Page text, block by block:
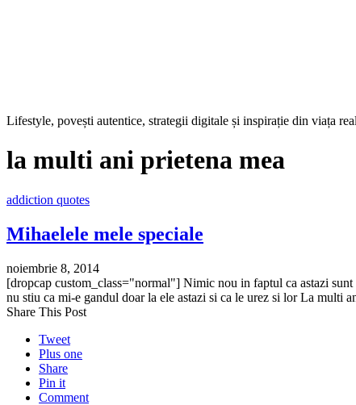
Lifestyle, povești autentice, strategii digitale și inspirație din viața
la multi ani prietena mea
addiction quotes
Mihaelele mele speciale
noiembrie 8, 2014
[dropcap custom_class="normal"] Nimic nou in faptul ca astazi
nu stiu ca mi-e gandul doar la ele astazi si ca le urez si lor La multi
Share This Post
Tweet
Plus one
Share
Pin it
Comment